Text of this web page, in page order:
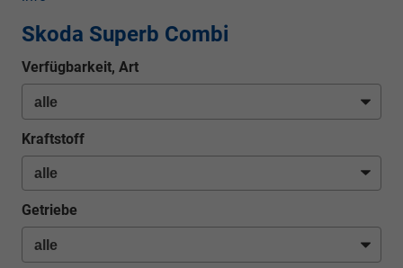
Skoda Superb Combi
Verfügbarkeit, Art
Kraftstoff
Getriebe